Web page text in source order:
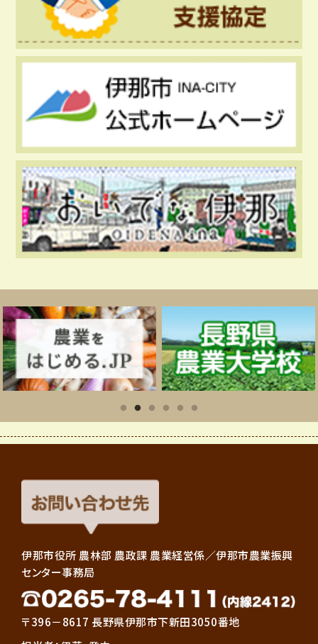
伊那市役所 農林部 農政課 農業経営係／伊那市農業振興
センター事務局
〒396－8617 長野県伊那市下新田3050番地